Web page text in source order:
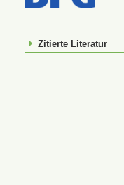
Zitierte Literatur